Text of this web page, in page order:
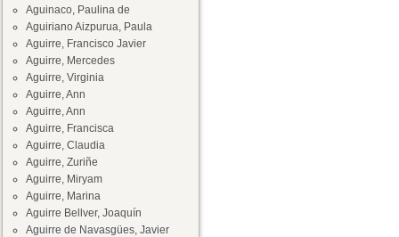
Aguinaco, Paulina de
Aguiriano Aizpurua, Paula
Aguirre, Francisco Javier
Aguirre, Mercedes
Aguirre, Virginia
Aguirre, Ann
Aguirre, Ann
Aguirre, Francisca
Aguirre, Claudia
Aguirre, Zuriñe
Aguirre, Miryam
Aguirre, Marina
Aguirre Bellver, Joaquín
Aguirre de Navasgües, Javier